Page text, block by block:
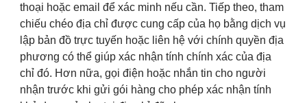
thoại hoặc email để xác minh nếu cần. Tiếp theo, tham
chiếu chéo địa chỉ được cung cấp của họ bằng dịch vụ
lập bản đồ trực tuyến hoặc liên hệ với chính quyền địa
phương có thể giúp xác nhận tính chính xác của địa
chỉ đó. Hơn nữa, gọi điện hoặc nhắn tin cho người
nhận trước khi gửi gói hàng cho phép xác nhận tính